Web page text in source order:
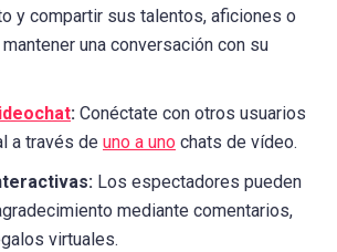
y compartir sus talentos, aficiones o
una conversación con su
: Conéctate con otros usuarios
a través de uno a uno chats de vídeo.
Los espectadores pueden
mediante comentarios,
virtuales.